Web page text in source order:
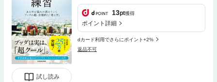
試し読み
13pt獲得
ポイント詳細
dカード利用でさらにポイント+2%
返品不可